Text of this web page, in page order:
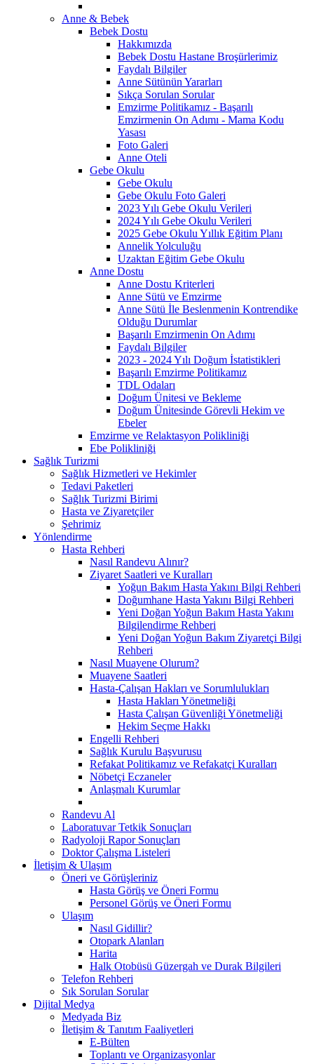
Anne & Bebek
Bebek Dostu
Hakkımızda
Bebek Dostu Hastane Broşürlerimiz
Faydalı Bilgiler
Anne Sütünün Yararları
Sıkça Sorulan Sorular
Emzirme Politikamız - Başarılı
Emzirmenin On Adımı - Mama Kodu
Yasası
Foto Galeri
Anne Oteli
Gebe Okulu
Gebe Okulu
Gebe Okulu Foto Galeri
2023 Yılı Gebe Okulu Verileri
2024 Yılı Gebe Okulu Verileri
2025 Gebe Okulu Yıllık Eğitim Planı
Annelik Yolculuğu
Uzaktan Eğitim Gebe Okulu
Anne Dostu
Anne Dostu Kriterleri
Anne Sütü ve Emzirme
Anne Sütü İle Beslenmenin Kontrendike
Olduğu Durumlar
Başarılı Emzirmenin On Adımı
Faydalı Bilgiler
2023 - 2024 Yılı Doğum İstatistikleri
Başarılı Emzirme Politikamız
TDL Odaları
Doğum Ünitesi ve Bekleme
Doğum Ünitesinde Görevli Hekim ve
Ebeler
Emzirme ve Relaktasyon Polikliniği
Ebe Polikliniği
Sağlık Turizmi
Sağlık Hizmetleri ve Hekimler
Tedavi Paketleri
Sağlık Turizmi Birimi
Hasta ve Ziyaretçiler
Şehrimiz
Yönlendirme
Hasta Rehberi
Nasıl Randevu Alınır?
Ziyaret Saatleri ve Kuralları
Yoğun Bakım Hasta Yakını Bilgi Rehberi
Doğumhane Hasta Yakını Bilgi Rehberi
Yeni Doğan Yoğun Bakım Hasta Yakını
Bilgilendirme Rehberi
Yeni Doğan Yoğun Bakım Ziyaretçi Bilgi
Rehberi
Nasıl Muayene Olurum?
Muayene Saatleri
Hasta-Çalışan Hakları ve Sorumlulukları
Hasta Hakları Yönetmeliği
Hasta Çalışan Güvenliği Yönetmeliği
Hekim Seçme Hakkı
Engelli Rehberi
Sağlık Kurulu Başvurusu
Refakat Politikamız ve Refakatçi Kuralları
Nöbetçi Eczaneler
Anlaşmalı Kurumlar
Randevu Al
Laboratuvar Tetkik Sonuçları
Radyoloji Rapor Sonuçları
Doktor Çalışma Listeleri
İletişim & Ulaşım
Öneri ve Görüşleriniz
Hasta Görüş ve Öneri Formu
Personel Görüş ve Öneri Formu
Ulaşım
Nasıl Gidillir?
Otopark Alanları
Harita
Halk Otobüsü Güzergah ve Durak Bilgileri
Telefon Rehberi
Sık Sorulan Sorular
Dijital Medya
Medyada Biz
İletişim & Tanıtım Faaliyetleri
E-Bülten
Toplantı ve Organizasyonlar